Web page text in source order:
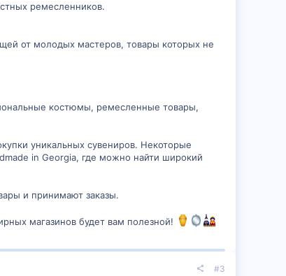
ремесленников.
от молодых мастеров, товары которых не
костюмы, ремесленные товары,
уникальных сувениров. Некоторые
in Georgia, где можно найти широкий
и принимают заказы.
магазинов будет вам полезной!
#3